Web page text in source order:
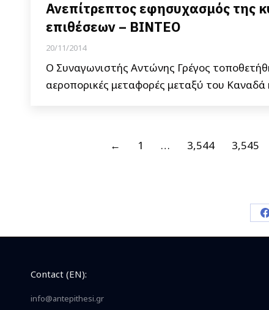
Ανεπίτρεπτος εφησυχασμός της
επιθέσεων – ΒΙΝΤΕΟ
20/11/2014
Ο Συναγωνιστής Αντώνης Γρέγος
αεροπορικές μεταφορές μεταξύ του
← 1 … 3,544 3,545
Contact (EN):
info@antepithesi.gr